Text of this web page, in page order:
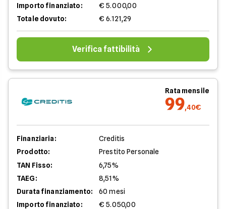
Importo finanziato:
€ 5.000,00
Totale dovuto:
€ 6.121,29
Verifica fattibilità
Rata mensile
99,40€
Finanziaria:
Creditis
Prodotto:
Prestito Personale
TAN Fisso:
6,75%
TAEG:
8,51%
Durata finanziamento:
60 mesi
Importo finanziato:
€ 5.050,00